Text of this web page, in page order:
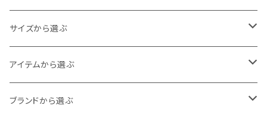
サイズから選ぶ
Baby
60cm
80cm
アイテムから選ぶ
アウター
ブランドから選ぶ